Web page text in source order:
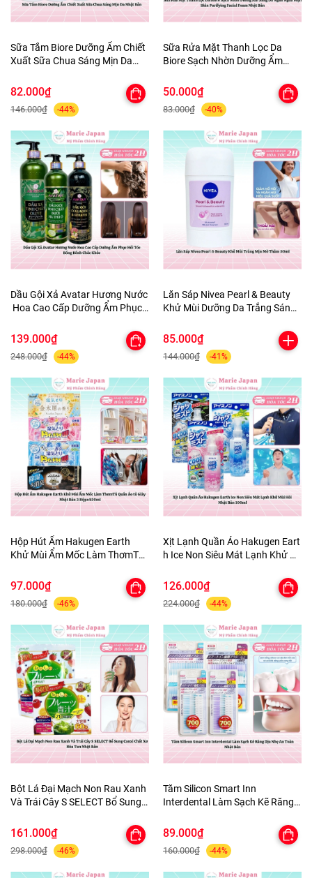
Sữa Tắm Biore Dưỡng Ẩm Chiết
Xuất Sữa Chua Sáng Mịn Da
82.000₫
146.000₫ -44%
Sữa Rửa Mặt Thanh Lọc Da
Biore Sạch Nhờn Dưỡng Ẩm
Purifying Facial Foam Nhật Bản
50.000₫
83.000₫ -40%
Dầu Gội Xả Avatar Hương Nước
Hoa Cao Cấp Dưỡng Ẩm Phục
139.000₫
248.000₫ -44%
Lăn Sáp Nivea Pearl & Beauty
Khử Mùi Dưỡng Da Trắng Sáng
85.000₫
144.000₫ -41%
Hộp Hút Ẩm Hakugen Earth
Khử Mùi Ẩm Mốc Làm ThơmTủ
Hộpx450ml
97.000₫
180.000₫ -46%
Xịt Lạnh Quần Áo Hakugen Eart
h Ice Non Siêu Mát Lạnh Khử M
126.000₫
224.000₫ -44%
Bột Lá Đại Mạch Non Rau Xanh
Và Trái Cây S SELECT Bổ Sung
Bản
161.000₫
298.000₫ -46%
Tăm Silicon Smart Inn
Interdental Làm Sạch Kẽ Răng
89.000₫
160.000₫ -44%